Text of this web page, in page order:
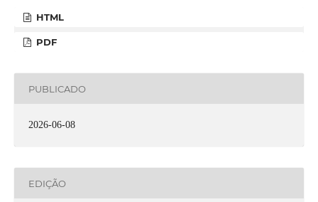
HTML
PDF
PUBLICADO
2026-06-08
EDIÇÃO